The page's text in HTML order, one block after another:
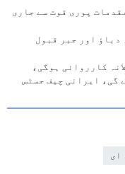
پوری قوت سے جاری
دباؤ اور جبر قبول
کارروائی ہوگی،
گی، ایرانی چیف جسٹس
ای